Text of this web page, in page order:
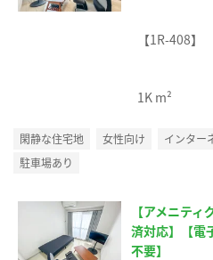
【1R-408】
1K m²
閑静な住宅地 女性向け インター
駐車場あり
【アメニテ
済対応】【電
不要】